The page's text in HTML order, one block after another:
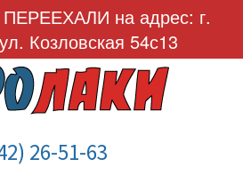
на адрес: г.
Козловская 54с13
26-51-63